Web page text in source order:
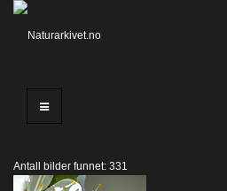
Antall bilder funnet: 331